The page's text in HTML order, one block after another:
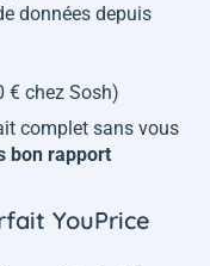
données depuis
€ chez Sosh)
complet sans vous
bon rapport
YouPrice